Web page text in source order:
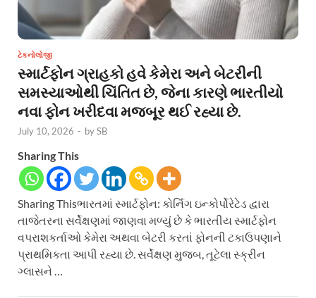
ટેકનોલોજી
સ્માર્ટફોન ગ્રાહકો હવે કેમેરા અને બેટરીની
સમસ્યાઓથી ચિંતિત છે, જેના કારણે ભારતીયો
નવા ફોન ખરીદવા મજબૂર થઈ રહ્યા છે.
July 10, 2026 - bySB
Sharing This
Sharing Thisભારતમાં સ્માર્ટફોન: કોર્નિંગ ઇન્કોર્પોરેટેડ દ્વારા
તાજેતરના સર્વેક્ષણમાં જાણવા મળ્યું છે કે ભારતીય સ્માર્ટફોન
વપરાશકર્તાઓ કેમેરા અથવા બેટરી કરતાં ફોનની ટકાઉપણાને
પ્રાથમિકતા આપી રહ્યા છે. સર્વેક્ષણ મુજબ, તૂટેલા સ્ક્રીન
ગ્લાસને …